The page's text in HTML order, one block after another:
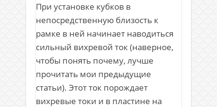
При установке кубков в
непосредственную близость к
рамке в ней начинает наводиться
сильный вихревой ток (наверное,
чтобы понять почему, лучше
прочитать мои предыдущие
статьи). Этот ток порождает
вихревые токи и в пластине на